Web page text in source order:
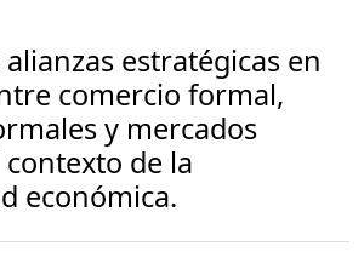
alianzas estratégicas en
comercio formal,
y mercados
de la
económica.